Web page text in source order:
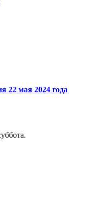
22 мая 2024 года